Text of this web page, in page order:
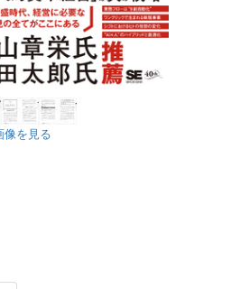
像を見る